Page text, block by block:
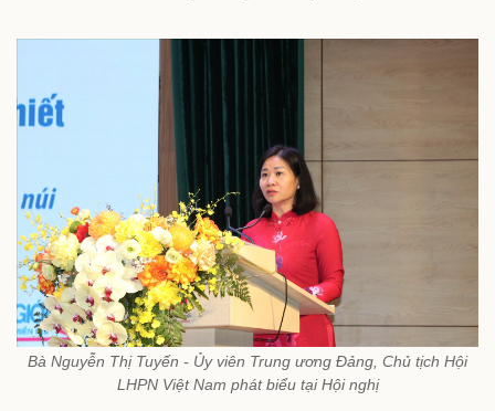
Bà Nguyễn Thị Tuyến - Ủy viên Trung ương Đảng, Chủ tịch Hội
LHPN Việt Nam phát biểu tại Hội nghị